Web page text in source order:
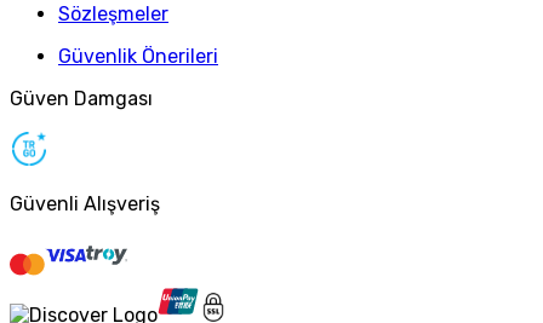
Sözleşmeler
Güvenlik Önerileri
Güven Damgası
Güvenli Alışveriş